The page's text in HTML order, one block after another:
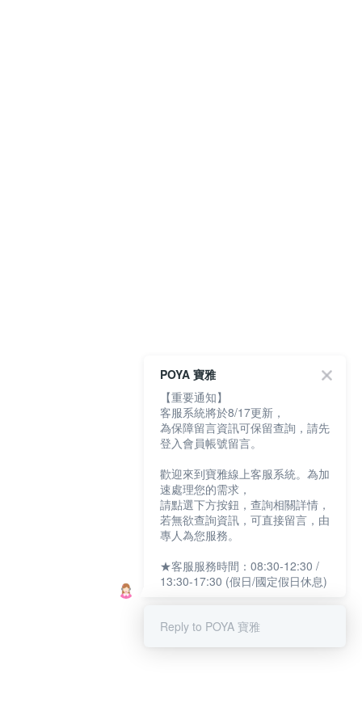
POYA 寶雅
【重要通知】
客服系統將於8/17更新，
為保障留言資訊可保留查詢，請先
登入會員帳號留言。
歡迎來到寶雅線上客服系統。為加
速處理您的需求，
請點選下方按鈕，查詢相關詳情，
若無欲查詢資訊，可直接留言，由
專人為您服務。
★客服服務時間：08:30-12:30 /
13:30-17:30 (假日/國定假日休息)
Reply to POYA 寶雅